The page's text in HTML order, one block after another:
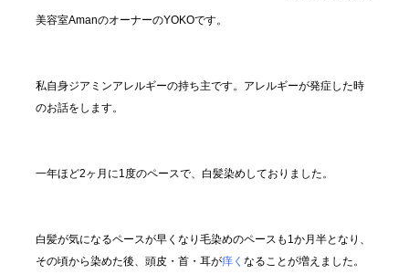
美容室AmanのオーナーのYOKOです。
私自身ジアミンアレルギーの持ち主です。アレルギーが発症した時
のお話をします。
一年ほど2ヶ月に1度のペースで、白髪染めしておりました。
白髪が気になるペースが早くなり毛染めのペースも1か月半となり、
その頃から染めた後、頭皮・首・耳が痒くなることが増えました。